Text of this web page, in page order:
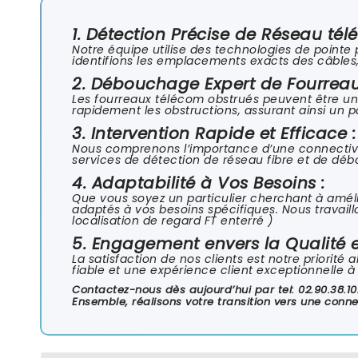
1. Détection Précise de Réseau
Notre équipe utilise des technologies de pointe
identifions les emplacements exacts des
2. Débouchage Expert de
Les fourreaux télécom obstrués peuvent être
rapidement les obstructions, assurant ainsi un
3. Intervention Rapide et Efficace :
Nous comprenons l’importance d’une
services de détection de réseau fibre et de
4. Adaptabilité à Vos Besoins :
Que vous soyez un particulier cherchant à
adaptés à vos besoins spécifiques. Nous
localisation de regard FT enterré )
5. Engagement envers la Qualité
La satisfaction de nos clients est notre priorité
fiable et une expérience client exceptionnelle
Contactez-nous dès aujourd’hui par tel:
Ensemble, réalisons votre transition vers une